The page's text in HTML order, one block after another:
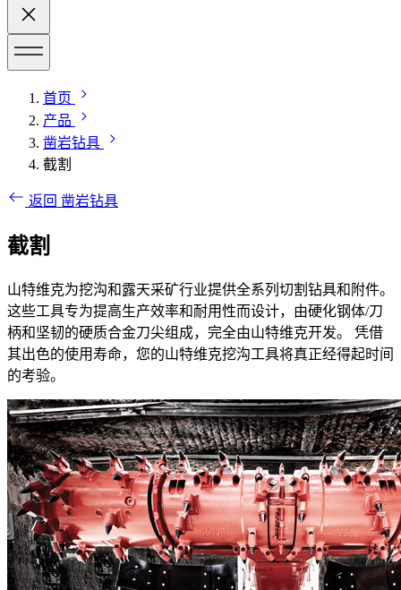
首页
产品
凿岩钻具
截割
返回 凿岩钻具
截割
山特维克为挖沟和露天采矿行业提供全系列切割钻具和附件。
这些工具专为提高生产效率和耐用性而设计，由硬化钢体/刀
柄和坚韧的硬质合金刀尖组成，完全由山特维克开发。 凭借
其出色的使用寿命，您的山特维克挖沟工具将真正经得起时间
的考验。